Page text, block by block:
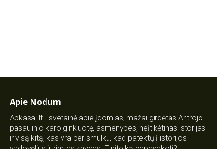
Apie Nodum
Apkasai.lt - svetainė apie įdomias, mažai girdėtas Antrojo
pasaulinio karo ginkluotę, asmenybes, neįtikėtinas istorijas
ir visą kitą, kas yra per smulku, kad patektų į istorijos